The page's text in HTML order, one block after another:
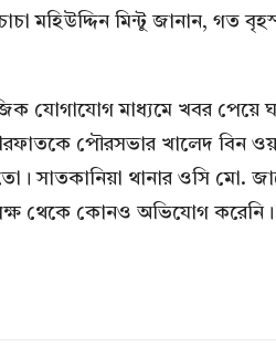
মহিউদ্দিন মিন্টু জানান, গত
যোগাযোগ মাধ্যমে খবর পেয়ে
পৌরসভার খালেদ বিন
সাতকানিয়া থানার ওসি মো.
থেকে কোনও অভিযোগ